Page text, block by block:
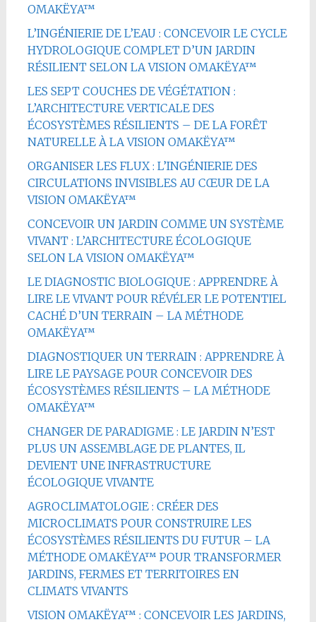
OMAKËYA™
L’INGÉNIERIE DE L’EAU : CONCEVOIR LE CYCLE
HYDROLOGIQUE COMPLET D’UN JARDIN
RÉSILIENT SELON LA VISION OMAKËYA™
LES SEPT COUCHES DE VÉGÉTATION :
L’ARCHITECTURE VERTICALE DES
ÉCOSYSTÈMES RÉSILIENTS – DE LA FORÊT
NATURELLE À LA VISION OMAKËYA™
ORGANISER LES FLUX : L’INGÉNIERIE DES
CIRCULATIONS INVISIBLES AU CŒUR DE LA
VISION OMAKËYA™
CONCEVOIR UN JARDIN COMME UN SYSTÈME
VIVANT : L’ARCHITECTURE ÉCOLOGIQUE
SELON LA VISION OMAKËYA™
LE DIAGNOSTIC BIOLOGIQUE : APPRENDRE À
LIRE LE VIVANT POUR RÉVÉLER LE POTENTIEL
CACHÉ D’UN TERRAIN – LA MÉTHODE
OMAKËYA™
DIAGNOSTIQUER UN TERRAIN : APPRENDRE À
LIRE LE PAYSAGE POUR CONCEVOIR DES
ÉCOSYSTÈMES RÉSILIENTS – LA MÉTHODE
OMAKËYA™
CHANGER DE PARADIGME : LE JARDIN N’EST
PLUS UN ASSEMBLAGE DE PLANTES, IL
DEVIENT UNE INFRASTRUCTURE
ÉCOLOGIQUE VIVANTE
AGROCLIMATOLOGIE : CRÉER DES
MICROCLIMATS POUR CONSTRUIRE LES
ÉCOSYSTÈMES RÉSILIENTS DU FUTUR – LA
MÉTHODE OMAKËYA™ POUR TRANSFORMER
JARDINS, FERMES ET TERRITOIRES EN
CLIMATS VIVANTS
VISION OMAKËYA™ : CONCEVOIR LES JARDINS,